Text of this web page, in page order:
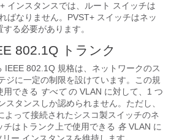
インスタンスでは、ルート スイッチは
ばなりません。PVST+ スイッチはネッ
る必要があります。
802.1Q トランク
IEEE 802.1Q 規格は、ネットワークのス
ジに一定の制限を設けています。この規
用できる すべての VLAN に対して、1 つ
スタンスしか認められません。ただし、
よって接続されたシスコ製スイッチのネ
チはトランク上で使用できる 各 VLAN に